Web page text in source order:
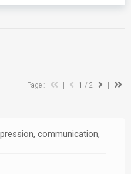
communication,
Page : 1 / 2